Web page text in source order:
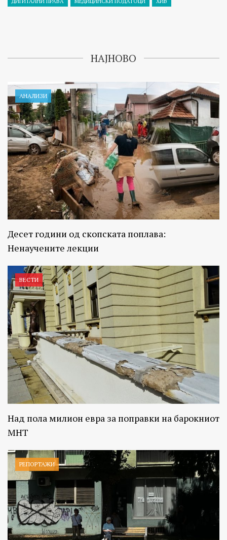
НАЈНОВО
АНАЛИЗИ
Десет години од скопската поплава:
Ненаучените лекции
ВЕСТИ
Над пола милион евра за поправки на барокниот
МНТ
РЕПОРТАЖИ